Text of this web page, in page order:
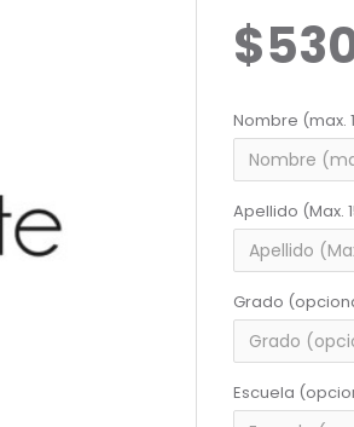
Nombre (max.
Apellido (Max.
Grado
Escuela